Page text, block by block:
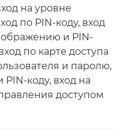
на уровне
по PIN-коду, вход
и PIN-
по карте доступа
и паролю,
коду, вход на
доступом